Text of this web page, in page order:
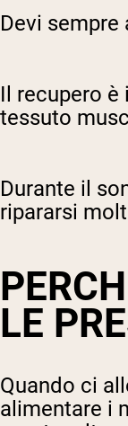
Devi
Il recupero
tessuto
Durante il
ripararsi
LE
Quando ci
alimentare i